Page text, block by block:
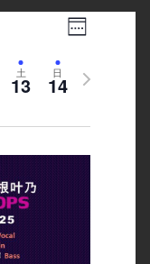
Views
Event
Navigation
Week
土
13 日
14
Next